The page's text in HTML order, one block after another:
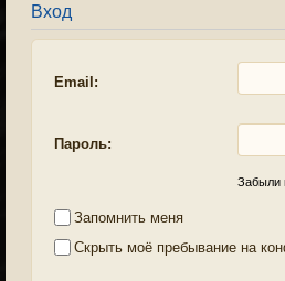
Вход
Email:
Пароль:
Забыли
Запомнить меня
Скрыть моё пребывание на